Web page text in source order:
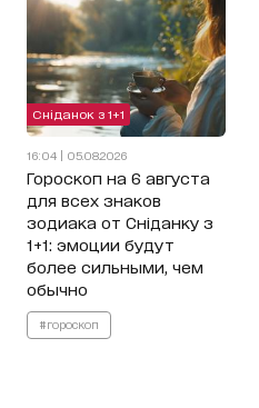
Сніданок з 1+1
16:04 | 05.08.2026
Гороскоп на 6 августа
для всех знаков
зодиака от Сніданку з
1+1: эмоции будут
более сильными, чем
обычно
#гороскоп